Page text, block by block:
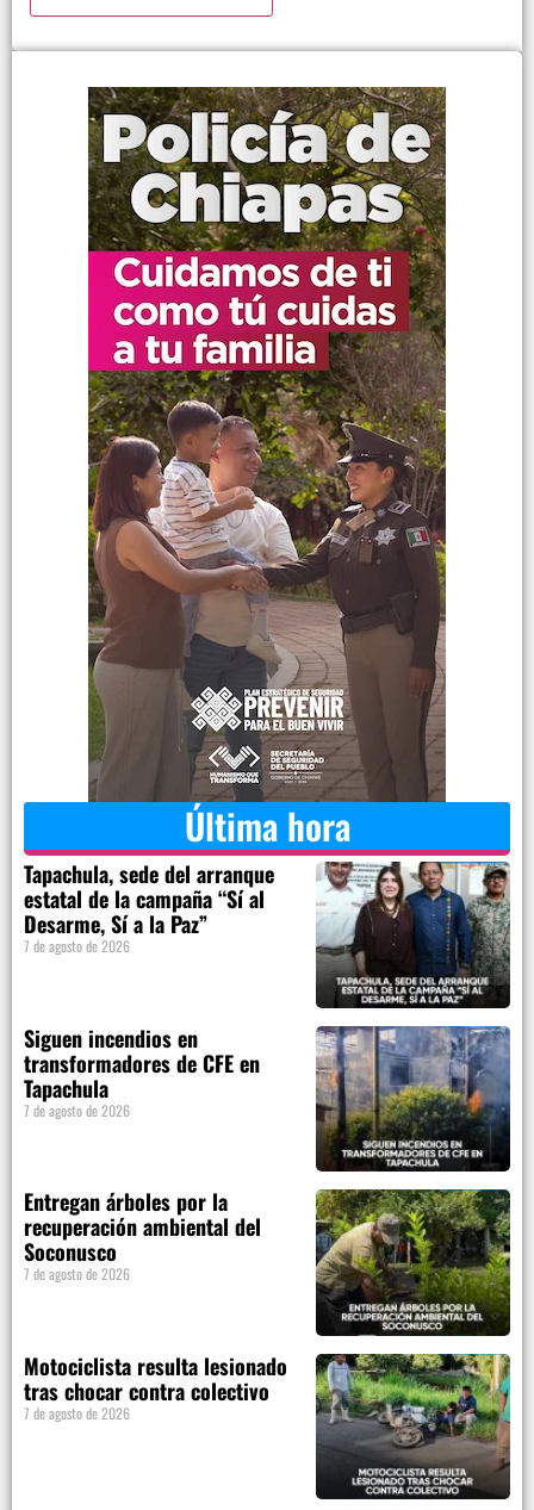
Última hora
Tapachula, sede del arranque
estatal de la campaña “Sí al
Desarme, Sí a la Paz”
7 de agosto de 2026
Siguen incendios en
transformadores de CFE en
Tapachula
7 de agosto de 2026
Entregan árboles por la
recuperación ambiental del
Soconusco
7 de agosto de 2026
Motociclista resulta lesionado
tras chocar contra colectivo
7 de agosto de 2026